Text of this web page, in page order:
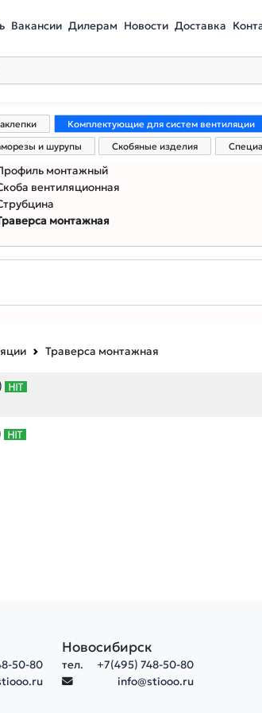
Вакансии Дилерам Новости Доставка
Комплектующие для систем вентиляции
и шурупы Скобяные изделия
монтажный
вентиляционная
монтажная
Траверса монтажная
50-80
Новосибирск
тел.
+7(495) 748-50-80
info@stiooo.ru